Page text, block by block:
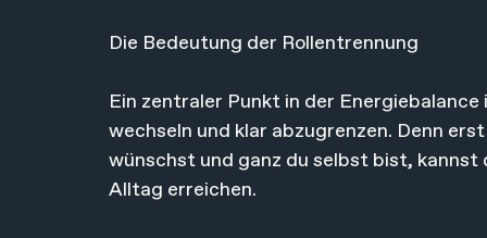
Die Bedeutung der Rollentrennung
Ein zentraler Punkt in der
wechseln und klar abzugrenzen. Denn
wünschst und ganz du selbst bist,
Alltag erreichen.